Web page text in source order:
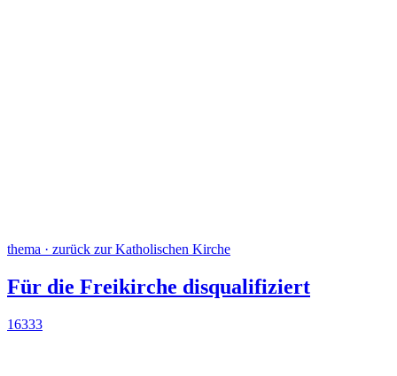
thema · zurück zur Katholischen Kirche
Für die Freikirche disqualifiziert
16333